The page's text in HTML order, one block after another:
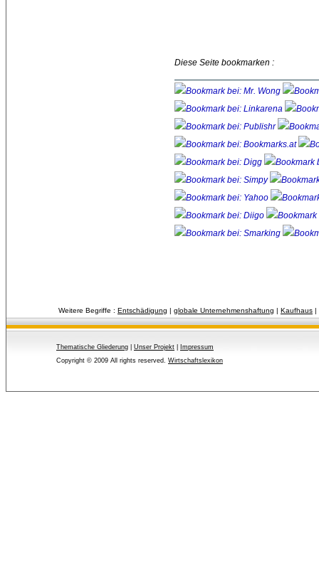
Diese Seite bookmarken :
Weitere Begriffe : Entschädigung | globale Unternehmenshaftung | Kaufhaus |
Thematische Gliederung Unser Projekt
Impressum
Copyright © 2009 All rights reserved. Wirtschaftslexikon